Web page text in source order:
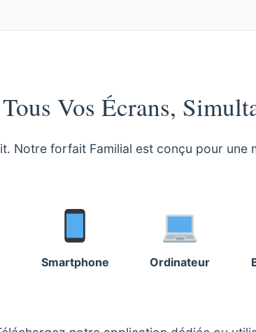
Vos Écrans,
Notre forfait Familial est conçu pour une
Smartphone Ordinateur